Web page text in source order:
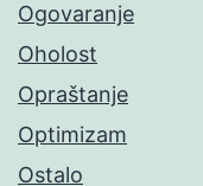
Ogovaranje
Oholost
Opraštanje
Optimizam
Ostalo